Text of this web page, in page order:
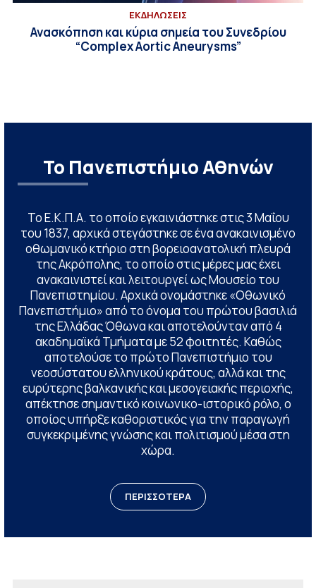
ΕΚΔΗΛΩΣΕΙΣ
Ανασκόπηση και κύρια σημεία του Συνεδρίου
“Complex Aortic Aneurysms”
Το Πανεπιστήμιο Αθηνών
Το Ε.Κ.Π.Α. το οποίο εγκαινιάστηκε στις 3 Μαΐου
του 1837, αρχικά στεγάστηκε σε ένα ανακαινισμένο
οθωμανικό κτήριο στη βορειοανατολική πλευρά
της Ακρόπολης, το οποίο στις μέρες μας έχει
ανακαινιστεί και λειτουργεί ως Μουσείο του
Πανεπιστημίου. Αρχικά ονομάστηκε «Οθωνικό
Πανεπιστήμιο» από το όνομα του πρώτου βασιλιά
της Ελλάδας Όθωνα και αποτελούνταν από 4
ακαδημαϊκά Τμήματα με 52 φοιτητές. Καθώς
αποτελούσε το πρώτο Πανεπιστήμιο του
νεοσύστατου ελληνικού κράτους, αλλά και της
ευρύτερης βαλκανικής και μεσογειακής περιοχής,
απέκτησε σημαντικό κοινωνικο-ιστορικό ρόλο, ο
οποίος υπήρξε καθοριστικός για την παραγωγή
συγκεκριμένης γνώσης και πολιτισμού μέσα στη
χώρα.
ΠΕΡΙΣΣΟΤΕΡΑ